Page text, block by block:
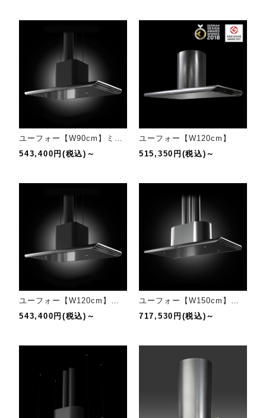
543,400円(税込)～
ユーフォー【W120cm】
515,350円(税込)～
ユーフォー【W120cm】ミラー仕上げ
543,400円(税込)～
ユーフォー【W150cm】チタン仕上げ
717,530円(税込)～